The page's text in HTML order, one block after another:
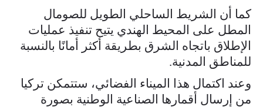
كما أن الشريط الساحلي الطويل للصومال
المطل على المحيط الهندي يتيح تنفيذ عمليات
الإطلاق باتجاه الشرق بطريقة أكثر أمانًا بالنسبة
للمناطق المدنية.
وعند اكتمال هذا الميناء الفضائي، ستتمكن تركيا
من إرسال أقمارها الصناعية الوطنية بصورة